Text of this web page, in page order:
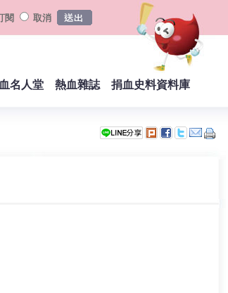
閱 取消
名人堂 熱血雜誌 捐血史料資料庫